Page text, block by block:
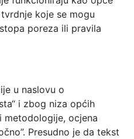
koje se mogu
poreza ili pravila
u naslovu o
i zbog niza općih
ocjena
Presudno je da tekst